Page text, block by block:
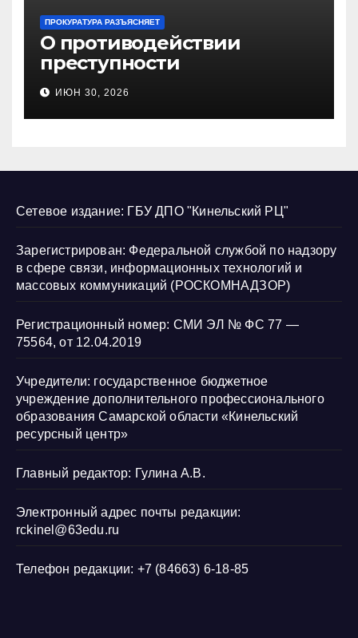
ПРОКУРАТУРА РАЗЪЯСНЯЕТ
О противодействии
преступности
несовершеннолетних и
нарушению их прав
ИЮН 30, 2026
Сетевое издание: ГБУ ДПО "Кинельский РЦ"
Зарегистрирован: Федеральной службой по надзору
в сфере связи, информационных технологий и
массовых коммуникаций (РОСКОМНАДЗОР)
Регистрационный номер: СМИ ЭЛ № ФС 77 —
75564, от 12.04.2019
Учредители: государственное бюджетное
учреждение дополнительного профессионального
образования Самарской области «Кинельский
ресурсный центр»
Главный редактор: Гулина А.В.
Электронный адрес почты редакции:
rckinel@63edu.ru
Телефон редакции: +7 (84663) 6-18-85